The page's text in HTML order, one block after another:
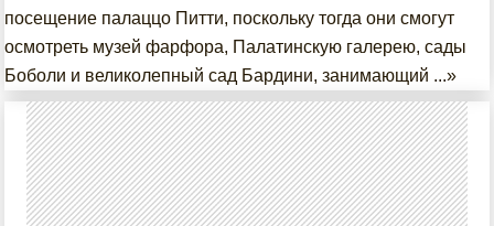
посещение палаццо Питти, поскольку тогда они смогут
осмотреть музей фарфора, Палатинскую галерею, сады
Боболи и великолепный сад Бардини, занимающий ...»